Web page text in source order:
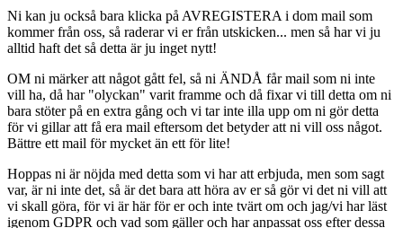
Ni kan ju också bara klicka på AVREGISTERA i dom mail som
kommer från oss, så raderar vi er från utskicken... men så har vi ju
alltid haft det så detta är ju inget nytt!
OM ni märker att något gått fel, så ni ÄNDÅ får mail som ni inte
vill ha, då har "olyckan" varit framme och då fixar vi till detta om ni
bara stöter på en extra gång och vi tar inte illa upp om ni gör detta
för vi gillar att få era mail eftersom det betyder att ni vill oss något.
Bättre ett mail för mycket än ett för lite!
Hoppas ni är nöjda med detta som vi har att erbjuda, men som sagt
var, är ni inte det, så är det bara att höra av er så gör vi det ni vill att
vi skall göra, för vi är här för er och inte tvärt om och jag/vi har läst
igenom GDPR och vad som gäller och har anpassat oss efter dessa